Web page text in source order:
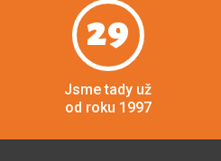
29
Jsme tady už
od roku 1997